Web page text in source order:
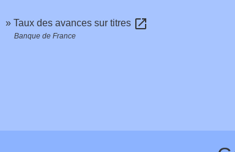
Taux des avances sur titres open_in_new
Banque de France